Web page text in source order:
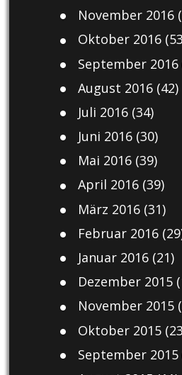
November 2016
Oktober 2016
September 2016
August 2016(42)
Juli 2016(34)
Juni 2016(30)
Mai 2016(39)
April 2016(39)
März 2016(31)
Februar 2016
Januar 2016(21)
Dezember 2015
November 2015
Oktober 2015
September 2015